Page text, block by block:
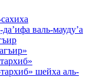
валь-мауду’а
шейха аль-